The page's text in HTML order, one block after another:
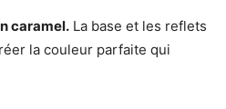
caramel. La base et les reflets
la couleur parfaite qui